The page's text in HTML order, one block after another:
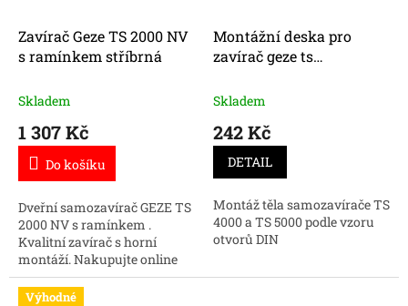
Zavírač Geze TS 2000 NV
s ramínkem stříbrná
Skladem
1 307 Kč
Do košíku
Dveřní samozavírač GEZE TS
2000 NV s ramínkem .
Kvalitní zavírač s horní
montáží. Nakupujte online
kvalitní samozavírače GEZE
za skvělou cenu.
Montážní deska pro
zavírač geze ts
Skladem
242 Kč
DETAIL
Montáž těla samozavírače TS
4000 a TS 5000 podle vzoru
otvorů DIN
Výhodné